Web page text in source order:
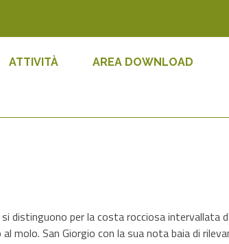
ATTIVITÀ AREA DOWNLOAD
distinguono per la costa rocciosa intervallata
molo. San Giorgio con la sua nota baia di